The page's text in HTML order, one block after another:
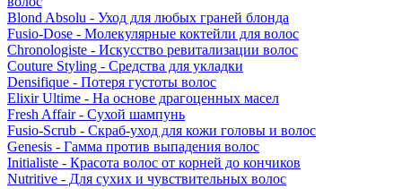
Blond Absolu - Уход для любых граней блонда
Fusio-Dose - Молекулярные коктейли для волос
Chronologiste - Искусство ревитализации волос
Couture Styling - Средства для укладки
Densifique - Потеря густоты волос
Elixir Ultime - На основе драгоценных масел
Fresh Affair - Сухой шампунь
Fusio-Scrub - Скраб-уход для кожи головы и волос
Genesis - Гамма против выпадения волос
Initialiste - Красота волос от корней до кончиков
Nutritive - Для сухих и чувствительных волос